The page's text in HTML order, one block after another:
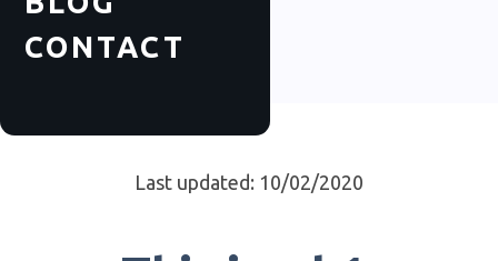
CONTACT
Last updated: 10/02/2020